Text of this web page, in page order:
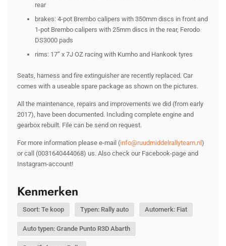
rear
brakes: 4-pot Brembo calipers with 350mm discs in front and
1-pot Brembo calipers with 25mm discs in the rear, Ferodo
DS3000 pads
rims: 17” x 7J OZ racing with Kumho and Hankook tyres
Seats, harness and fire extinguisher are recently replaced. Car
comes with a useable spare package as shown on the pictures.
All the maintenance, repairs and improvements we did (from early
2017), have been documented. Including complete engine and
gearbox rebuilt. File can be send on request.
For more information please e-mail (info@ruudmiddelrallyteam.nl )
or call (0031640444068) us. Also check our Facebook-page and
Instagram-account!
Kenmerken
Soort: Te koop Typen: Rally auto Automerk: Fiat
Auto typen: Grande Punto R3D Abarth